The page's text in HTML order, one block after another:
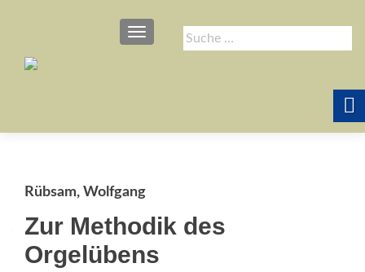
Suche
nach:
SCHALTE NAVIGATION
Rübsam, Wolfgang
Zur Methodik des
Orgelübens